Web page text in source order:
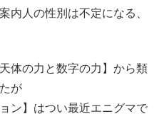
内人の性別は不定になる、
体の力と数字の力】から類
が
ン】はつい最近エニグマで